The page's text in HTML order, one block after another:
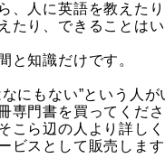
、人に英語を教えた
たり、できることは
と知識だけです。
なにもない”という人
専門書を買ってくださ
こら辺の人より詳し
ビスとして販売します